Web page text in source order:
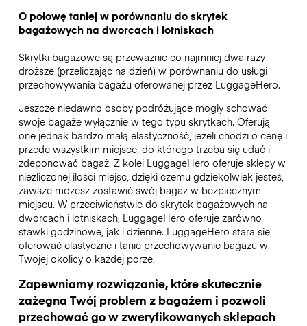
O połowę taniej w porównaniu do skrytek
bagażowych na dworcach i lotniskach
Skrytki bagażowe są przeważnie co najmniej dwa razy
droższe (przeliczając na dzień) w porównaniu do usługi
przechowywania bagażu oferowanej przez LuggageHero.
Jeszcze niedawno osoby podróżujące mogły schować
swoje bagaże wyłącznie w tego typu skrytkach. Oferują
one jednak bardzo małą elastyczność, jeżeli chodzi o cenę i
przede wszystkim miejsce, do którego trzeba się udać i
zdeponować bagaż. Z kolei LuggageHero oferuje sklepy w
niezliczonej ilości miejsc, dzięki czemu gdziekolwiek jesteś,
zawsze możesz zostawić swój bagaż w bezpiecznym
miejscu. W przeciwieństwie do skrytek bagażowych na
dworcach i lotniskach, LuggageHero oferuje zarówno
stawki godzinowe, jak i dzienne. LuggageHero stara się
oferować elastyczne i tanie przechowywanie bagażu w
Twojej okolicy o każdej porze.
Zapewniamy rozwiązanie, które skutecznie
zażegna Twój problem z bagażem i pozwoli
przechować go w zweryfikowanych sklepach